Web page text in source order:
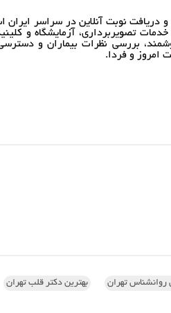
دریافت نوبت آنلاین در سراسر
تصویربرداری، آزمایشگاه و
بررسی نظرات بیماران و
امروز و فردا.
روانشناس تهران بهترین دکتر قلب تهران